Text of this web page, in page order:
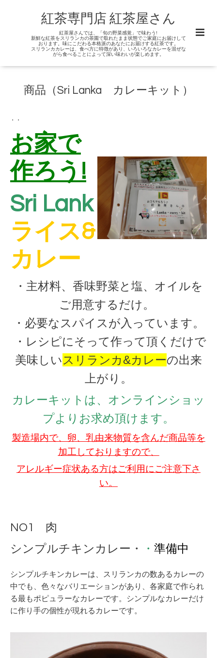
紅茶専門店 紅茶屋さん
紅茶屋さんでは、「旬の野菜感覚」で味わう!
新鮮な紅茶をスリランカの茶園で取れたまま状態でご家庭にお届けして
おります。味にこだわる本格派のあなたにお届けする紅茶です。
スリランカカレーは、食べ方に特徴があり、いろいろなカレーを混ぜな
がら食べることによって深い味わいが楽しめます。
商品（Sri Lanka カレーキット）
・・
お家で
作ろう!
Sri Lank
ライス&
カレー
・主材料、香味野菜と塩、オイルを
ご用意するだけ。
・必要なスパイスが入っています。
・レシピにそって作って頂くだけで
美味しい スリランカ&カレーの出来
上がり。
カレーキットは、オンラインショッ
プより お求め頂けます。
製造場内で、卵、 乳由来物質を含んだ商品等を
加工しておりますので、
アレルギー症状ある方はご利用にご注意下さ
い。
NO1 肉
シンプルチキンカレー・
・ 準備中
シンプルチキンカレーは、スリランカの数あるカレーの
中でも、色々なバリエーションがあり、各家庭で作られ
る最もポピュラーなカレーです。
シンプルなカレーだけ
に作り手の個性が現れるカレーです。